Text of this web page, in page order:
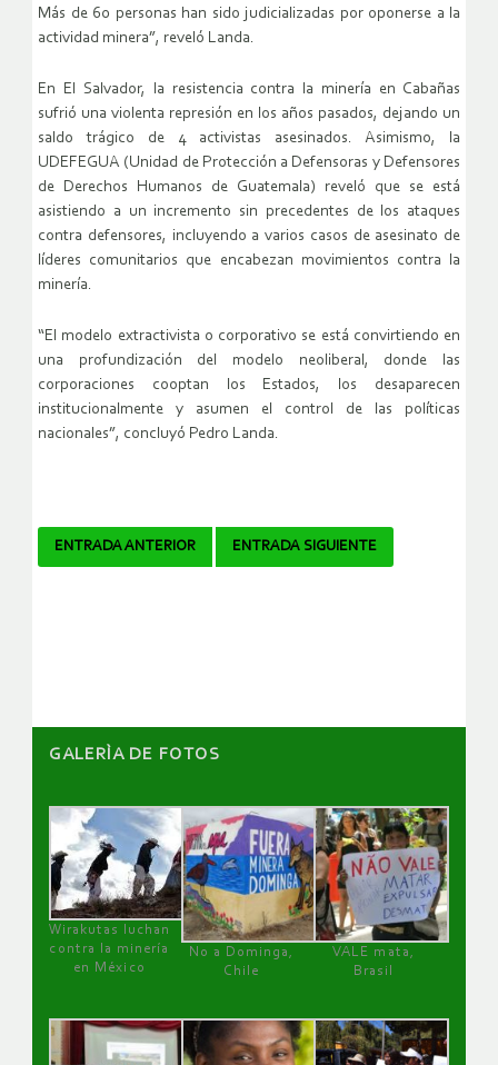
Más de 60 personas han sido judicializadas por oponerse a la
actividad minera”, reveló Landa.
En El Salvador, la resistencia contra la minería en Cabañas
sufrió una violenta represión en los años pasados, dejando un
saldo trágico de 4 activistas asesinados. Asimismo, la
UDEFEGUA (Unidad de Protección a Defensoras y Defensores
de Derechos Humanos de Guatemala) reveló que se está
asistiendo a un incremento sin precedentes de los ataques
contra defensores, incluyendo a varios casos de asesinato de
líderes comunitarios que encabezan movimientos contra la
minería.
“El modelo extractivista o corporativo se está convirtiendo en
una profundización del modelo neoliberal, donde las
corporaciones cooptan los Estados, los desaparecen
institucionalmente y asumen el control de las políticas
nacionales”, concluyó Pedro Landa.
Navegador
ENTRADA ANTERIOR ENTRADA SIGUIENTE
GALERÌA DE FOTOS
Wirakutas luchan
contra la minería
en México
No a Dominga,
Chile
VALE mata,
Brasil